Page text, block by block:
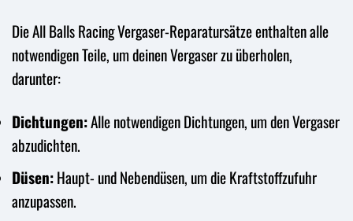
Die All Balls Racing Vergaser-Reparatursätze enthalten alle
notwendigen Teile, um deinen Vergaser zu überholen,
darunter:
Dichtungen:Alle notwendigen Dichtungen, um den Vergaser
abzudichten.
Düsen:Haupt- und Nebendüsen, um die Kraftstoffzufuhr
anzupassen.